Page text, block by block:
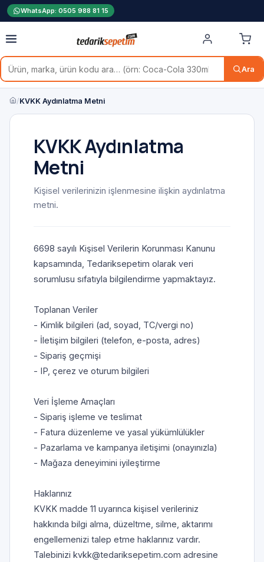
WhatsApp: 0505 988 81 15
Ara
/KVKK Aydınlatma Metni
KVKK Aydınlatma
Metni
Kişisel verilerinizin işlenmesine ilişkin aydınlatma
metni.
6698 sayılı Kişisel Verilerin Korunması Kanunu
kapsamında, Tedariksepetim olarak veri
sorumlusu sıfatıyla bilgilendirme yapmaktayız.
Toplanan Veriler
- Kimlik bilgileri (ad, soyad, TC/vergi no)
- İletişim bilgileri (telefon, e-posta, adres)
- Sipariş geçmişi
- IP, çerez ve oturum bilgileri
Veri İşleme Amaçları
- Sipariş işleme ve teslimat
- Fatura düzenleme ve yasal yükümlülükler
- Pazarlama ve kampanya iletişimi (onayınızla)
- Mağaza deneyimini iyileştirme
Haklarınız
KVKK madde 11 uyarınca kişisel verileriniz
hakkında bilgi alma, düzeltme, silme, aktarımı
engellemenizi talep etme haklarınız vardır.
Talebinizi kvkk@tedariksepetim.com adresine